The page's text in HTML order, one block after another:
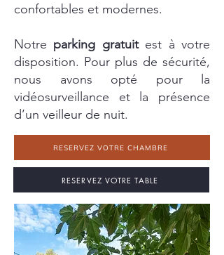
confortables et modernes.
Notre parking gratuit est à votre
disposition. Pour plus de sécurité,
nous avons opté pour la
vidéosurveillance et la présence
d’un veilleur de nuit.
RESERVEZ VOTRE CHAMBRE
RESERVEZ VOTRE TABLE